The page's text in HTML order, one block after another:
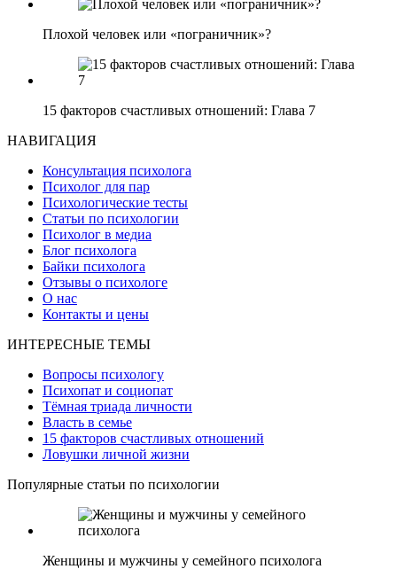
Плохой человек или «пограничник»?
15 факторов счастливых отношений: Глава 7
НАВИГАЦИЯ
Консультация психолога
Психолог для пар
Психологические тесты
Статьи по психологии
Психолог в медиа
Блог психолога
Байки психолога
Отзывы о психологе
О нас
Контакты и цены
ИНТЕРЕСНЫЕ ТЕМЫ
Вопросы психологу
Психопат и социопат
Тёмная триада личности
Власть в семье
15 факторов счастливых отношений
Ловушки личной жизни
Популярные статьи по психологии
Женщины и мужчины у семейного психолога